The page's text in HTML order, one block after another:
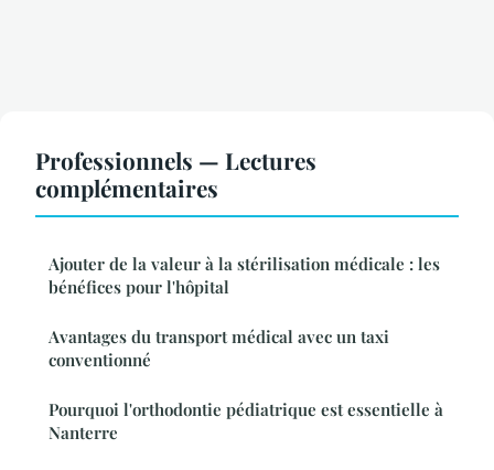
Professionnels — Lectures
complémentaires
Ajouter de la valeur à la stérilisation médicale : les
bénéfices pour l'hôpital
Avantages du transport médical avec un taxi
conventionné
Pourquoi l'orthodontie pédiatrique est essentielle à
Nanterre